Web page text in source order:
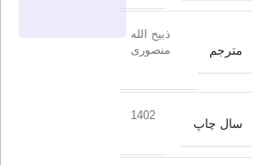
مترجم
ذبیح الله
منصوری
سال چاپ
1402